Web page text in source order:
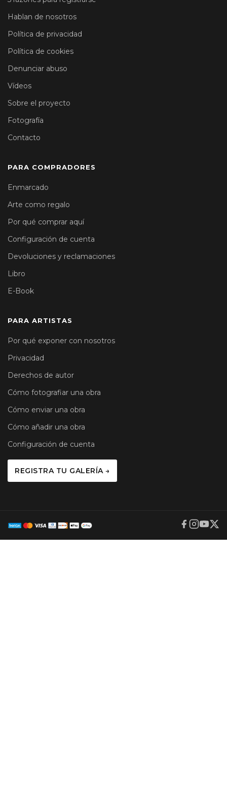
Hablan de nosotros
Política de privacidad
Política de cookies
Denunciar abuso
Vídeos
Sobre el proyecto
Fotografía
Contacto
PARA COMPRADORES
Enmarcado
Arte como regalo
Por qué comprar aquí
Configuración de cuenta
Devoluciones y reclamaciones
Libro
E-Book
PARA ARTISTAS
Por qué exponer con nosotros
Privacidad
Derechos de autor
Cómo fotografiar una obra
Cómo enviar una obra
Cómo añadir una obra
Configuración de cuenta
REGISTRA TU GALERÍA →